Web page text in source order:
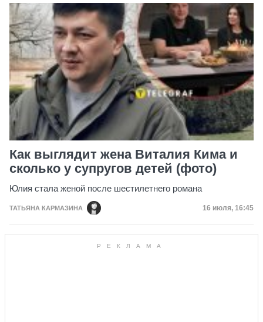
Как выглядит жена Виталия Кима и
сколько у супругов детей (фото)
Юлия стала женой после шестилетнего романа
ТАТЬЯНА КАРМАЗИНА Дата
16 июля, 16:45